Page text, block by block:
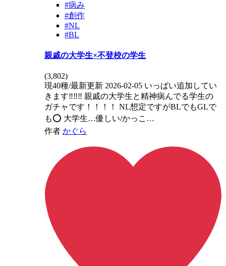
#病み
#創作
#NL
#BL
親戚の大学生×不登校の学生
(3,802)
現️40種/最新更新 2026-02-05 いっぱい追加してい
きます‼️‼️‼️ 親戚の大学生と精神病んでる学生の
ガチャです！！！！ NL想定ですがBLでもGLで
も️⭕️ 大学生…優しい/かっこ…
作者 かぐら